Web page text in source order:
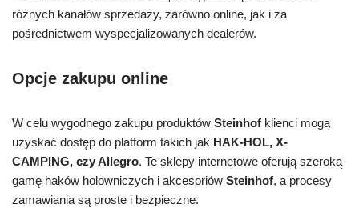
różnych kanałów sprzedaży, zarówno online, jak i za
pośrednictwem wyspecjalizowanych dealerów.
Opcje zakupu online
W celu wygodnego zakupu produktów Steinhof klienci mogą
uzyskać dostęp do platform takich jak HAK-HOL, X-
CAMPING, czy Allegro. Te sklepy internetowe oferują szeroką
gamę haków holowniczych i akcesoriów Steinhof, a procesy
zamawiania są proste i bezpieczne.